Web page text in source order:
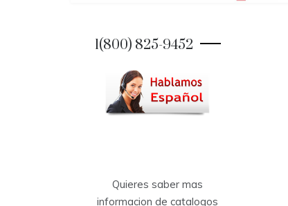
1(800) 825-9452
Quieres saber mas
informacion de catalogos